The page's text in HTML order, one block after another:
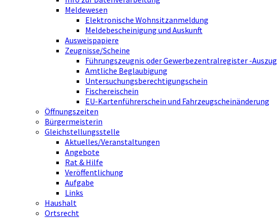
Meldewesen
Elektronische Wohnsitzanmeldung
Meldebescheinigung und Auskunft
Ausweispapiere
Zeugnisse/Scheine
Führungszeugnis oder Gewerbezentralregister -Auszug
Amtliche Beglaubigung
Untersuchungsberechtigungschein
Fischereischein
EU-Kartenführerschein und Fahrzeugscheinänderung
Öffnungszeiten
Bürgermeisterin
Gleichstellungsstelle
Aktuelles/Veranstaltungen
Angebote
Rat & Hilfe
Veröffentlichung
Aufgabe
Links
Haushalt
Ortsrecht